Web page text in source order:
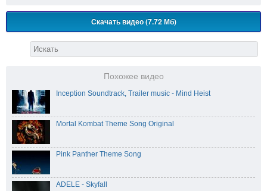
Скачать видео (7.72 Мб)
Похожее видео
Inception Soundtrack, Trailer music - Mind Heist
Mortal Kombat Theme Song Original
Pink Panther Theme Song
ADELE - Skyfall